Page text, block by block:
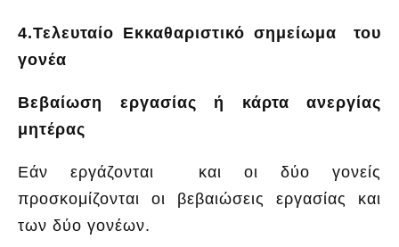
4.Τελευταίο Εκκαθαριστικό σημείωμα του
γονέα
Βεβαίωση εργασίας ή κάρτα ανεργίας
μητέρας
Εάν εργάζονται και οι δύο γονείς
προσκομίζονται οι βεβαιώσεις εργασίας και
των δύο γονέων.